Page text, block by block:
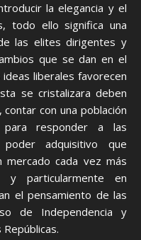
la elegancia y el
todo ello significa una
las elites dirigentes y
que se dan en el
liberales favorecen
se cristalizara deben
con una población
para responder a las
adquisitivo que
mercado cada vez más
y particularmente en
el pensamiento de las
de Independencia y